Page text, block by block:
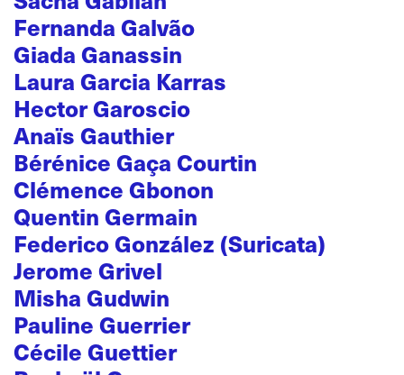
Fernanda Galvão
Giada Ganassin
Laura Garcia Karras
Hector Garoscio
Anaïs Gauthier
Bérénice Gaça Courtin
Clémence Gbonon
Quentin Germain
Federico González (Suricata)
Jerome Grivel
Misha Gudwin
Pauline Guerrier
Cécile Guettier